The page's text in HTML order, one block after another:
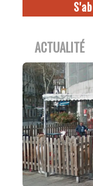
ACTUALITÉ